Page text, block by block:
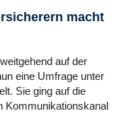
macht
auf der
eine Umfrage unter
Sie ging auf die
Kommunikationskanal